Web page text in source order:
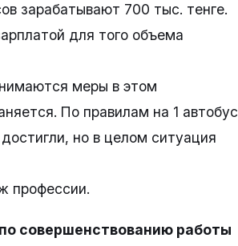
зарабатывают 700 тыс. тенге.
для того объема
меры в этом
По правилам на 1 автобус
но в целом ситуация
профессии.
совершенствованию работы